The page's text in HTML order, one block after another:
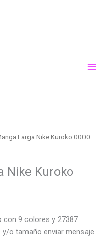
Larga Nike Kuroko 0000
Nike Kuroko
con 9 colores y 27387
o tamaño enviar mensaje